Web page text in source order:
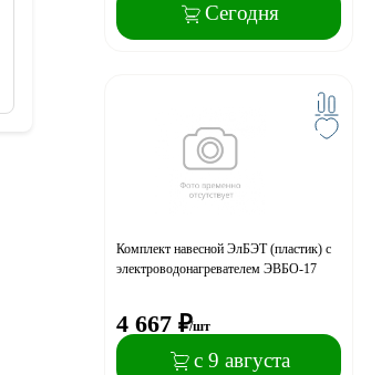
Сегодня
Комплект навесной ЭлБЭТ (пластик) с
электроводонагревателем ЭВБО-17
4 667 ₽/шт
с 9 августа